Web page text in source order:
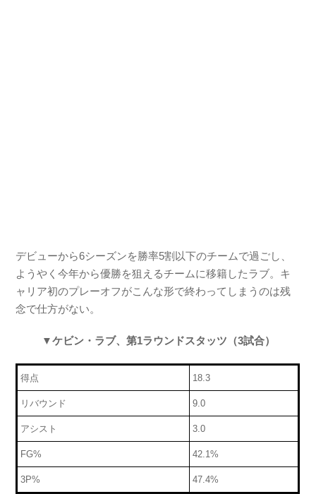
デビューから6シーズンを勝率5割以下のチームで過ごし、
ようやく今年から優勝を狙えるチームに移籍したラブ。キ
ャリア初のプレーオフがこんな形で終わってしまうのは残
念で仕方がない。
▼ケビン・ラブ、第1ラウンドスタッツ（3試合）
得点 18.3
リバウンド 9.0
アシスト 3.0
FG% 42.1%
3P% 47.4%